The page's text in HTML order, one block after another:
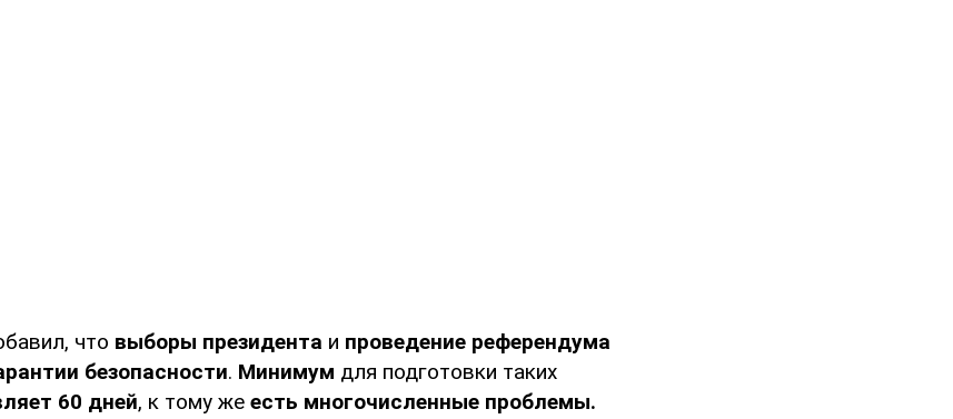
что выборы президента и проведение референдума
безопасности. Минимум для подготовки таких
60 дней, к тому же есть многочисленные проблемы.